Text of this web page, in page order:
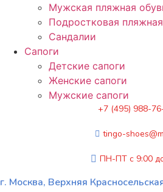
Мужская пляжная
Подростковая
Сандалии
Сапоги
Детские сапоги
Женские сапоги
Мужские сапоги
+7 (495) 988-
tingo-
ПН-ПТ с 9:00
г. Москва, Верхняя